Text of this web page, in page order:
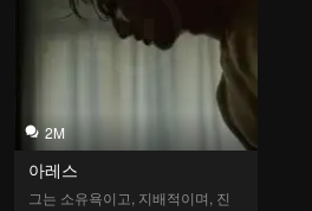
2M
아레스
그는 소유욕이고, 지배적이며, 진